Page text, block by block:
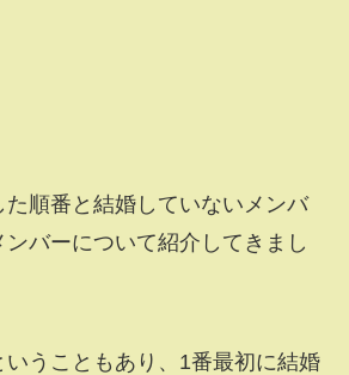
順番と結婚していないメンバ
バーについて紹介してきまし
うこともあり、1番最初に結婚